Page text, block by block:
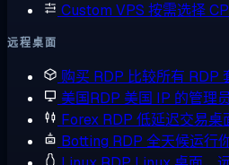
Custom VPS 按需选择
远程桌面
购买 RDP 比较所有 RDP
美国RDP 美国 IP 的管理
Forex RDP 低延迟交易桌
Botting RDP 全天候运行